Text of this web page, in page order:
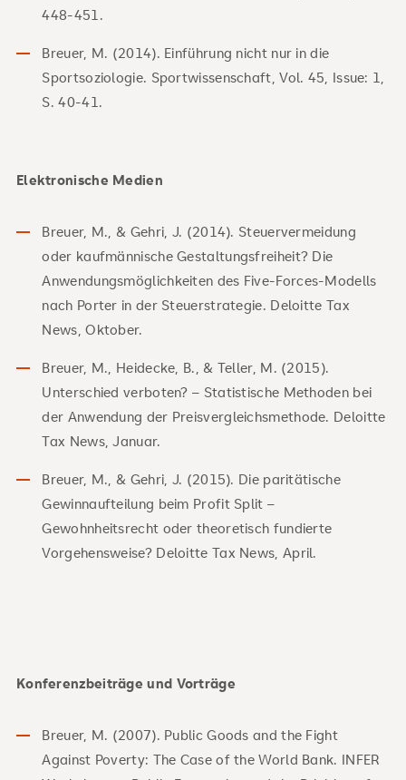
448-451.
Breuer, M. (2014). Einführung nicht nur in die
Sportsoziologie. Sportwissenschaft, Vol. 45, Issue: 1,
S. 40-41.
Elektronische Medien
Breuer, M., & Gehri, J. (2014). Steuervermeidung
oder kaufmännische Gestaltungsfreiheit? Die
Anwendungsmöglichkeiten des Five-Forces-Modells
nach Porter in der Steuerstrategie. Deloitte Tax
News, Oktober.
Breuer, M., Heidecke, B., & Teller, M. (2015).
Unterschied verboten? – Statistische Methoden bei
der Anwendung der Preisvergleichsmethode. Deloitte
Tax News, Januar.
Breuer, M., & Gehri, J. (2015). Die paritätische
Gewinnaufteilung beim Profit Split –
Gewohnheitsrecht oder theoretisch fundierte
Vorgehensweise? Deloitte Tax News, April.
Konferenzbeiträge und Vorträge
Breuer, M. (2007). Public Goods and the Fight
Against Poverty: The Case of the World Bank. INFER